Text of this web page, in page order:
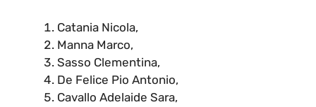
Catania Nicola,
Manna Marco,
Sasso Clementina,
De Felice Pio Antonio,
Cavallo Adelaide Sara,